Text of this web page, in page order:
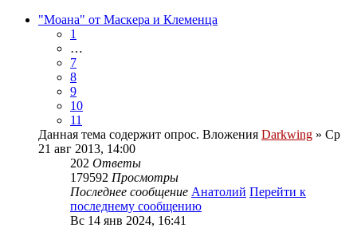
"Моана" от Маскера и Клеменца
1
…
7
8
9
10
11
Данная тема содержит опрос. Вложения Darkwing » Ср
21 авг 2013, 14:00
202 Ответы
179592 Просмотры
Последнее сообщение Анатолий Перейти к
последнему сообщению
Вс 14 янв 2024, 16:41